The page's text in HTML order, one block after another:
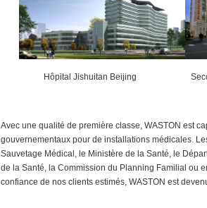
Hôpital Jishuitan Beijing
Avec une qualité de première classe, WASTON est
gouvernementaux pour de installations médicales.
Sauvetage Médical, le Ministère de la Santé, le
de la Santé, la Commission du Planning Familial ou
confiance de nos clients estimés, WASTON est